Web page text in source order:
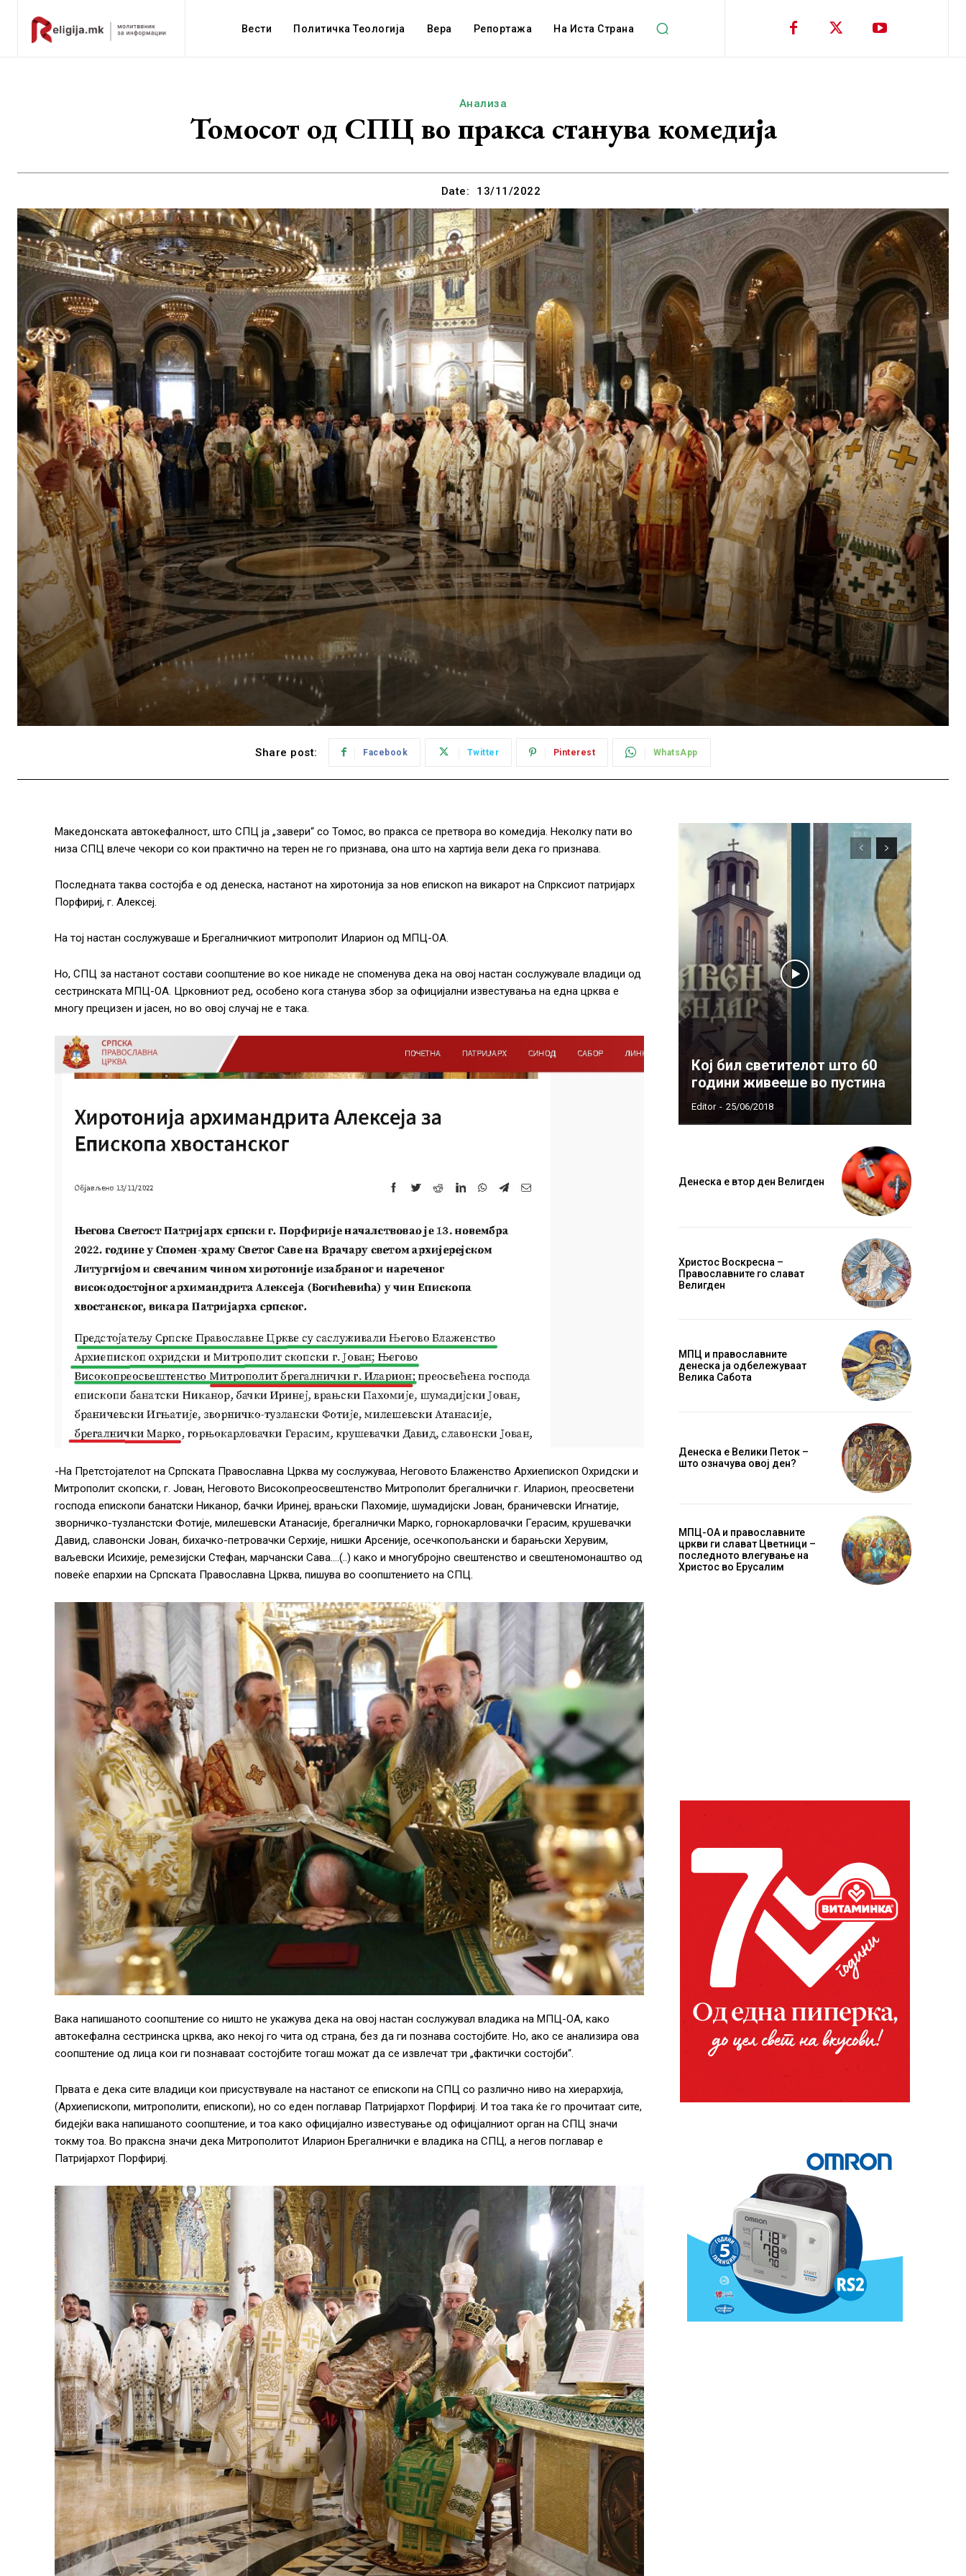
Вести Политичка Теологија Вера Репортажа На Иста Страна
Анализа
Томосот од СПЦ во пракса станува комедија
Date: 13/11/2022
Share post: Facebook Twitter Pinterest WhatsApp
Македонската автокефалност, што СПЦ ја „завери“ со Томос, во пракса се претвора во комедија. Неколку пати во
низа СПЦ влече чекори со кои практично на терен не го признава, она што на хартија вели дека го признава.
Последната таква состојба е од денеска, настанот на хиротонија за нов епископ на викарот на Спрксиот патријарх
Порфириј, г. Алексеј.
На тој настан сослужуваше и Брегалничкиот митрополит Иларион од МПЦ-ОА.
Но, СПЦ за настанот состави соопштение во кое никаде не споменува дека на овој настан сослужувале владици од
сестринската МПЦ-ОА. Црковниот ред, особено кога станува збор за официјални известувања на една црква е
многу прецизен и јасен, но во овој случај не е така.
-На Претстојателот на Српската Православна Црква му сослужуваа, Неговото Блаженство Архиепископ Охридски и
Митрополит скопски, г. Јован, Неговото Високопреосвештенство Митрополит брегалнички г. Иларион, преосветени
господа епископи банатски Никанор, бачки Иринеј, врањски Пахомије, шумадијски Јован, браничевски Игнатије,
зворничко-тузланстски Фотије, милешевски Атанасије, брегалнички Марко, горнокарловачки Герасим, крушевачки
Давид, славонски Јован, бихачко-петровачки Серхије, нишки Арсеније, осечкопољански и барањски Херувим,
ваљевски Исихије, ремезијски Стефан, марчански Сава….(..) како и многубројно свештенство и свештеномонаштво од
повеќе епархии на Српската Православна Црква, пишува во соопштението на СПЦ.
Вака напишаното соопштение со ништо не укажува дека на овој настан сослужувал владика на МПЦ-ОА, како
автокефална сестринска црква, ако некој го чита од страна, без да ги познава состојбите. Но, ако се анализира ова
соопштение од лица кои ги познаваат состојбите тогаш можат да се извлечат три „фактички состојби“.
Првата е дека сите владици кои присуствувале на настанот се епископи на СПЦ со различно ниво на хиерархија,
(Архиепископи, митрополити, епископи), но со еден поглавар Патријархот Порфириј. И тоа така ќе го прочитаат сите,
бидејќи вака напишаното соопштение, и тоа како официјално известување од офицјалниот орган на СПЦ значи
токму тоа. Во праксна значи дека Митрополитот Иларион Брегалнички е владика на СПЦ, а негов поглавар е
Патријархот Порфириј.
Кој бил светителот што 60
години живееше во пустина
Editor - 25/06/2018
Денеска е втор ден Велигден
Христос Воскресна –
Православните го слават
Велигден
МПЦ и православните
денеска ја одбележуваат
Велика Сабота
Денеска е Велики Петок –
што означува овој ден?
МПЦ-ОА и православните
цркви ги слават Цветници –
последното влегување на
Христос во Ерусалим